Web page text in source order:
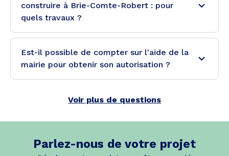
construire à Brie-Comte-Robert : pour
quels travaux ?
Est-il possible de compter sur l'aide de la
mairie pour obtenir son autorisation ?
Voir plus de questions
Parlez-nous de votre projet